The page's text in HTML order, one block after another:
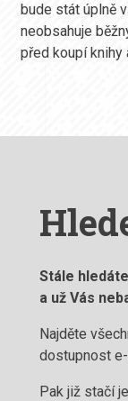
bude stát úplně
neobsahuje
před koupí knihy
Stále
a už Vás
Najděte
dostupnost
Pak již stačí